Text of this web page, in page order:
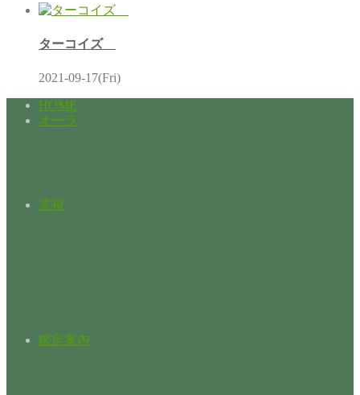
ターコイズ
2021-09-17(Fri)
HOME
オーラ
霊視
鑑定案内